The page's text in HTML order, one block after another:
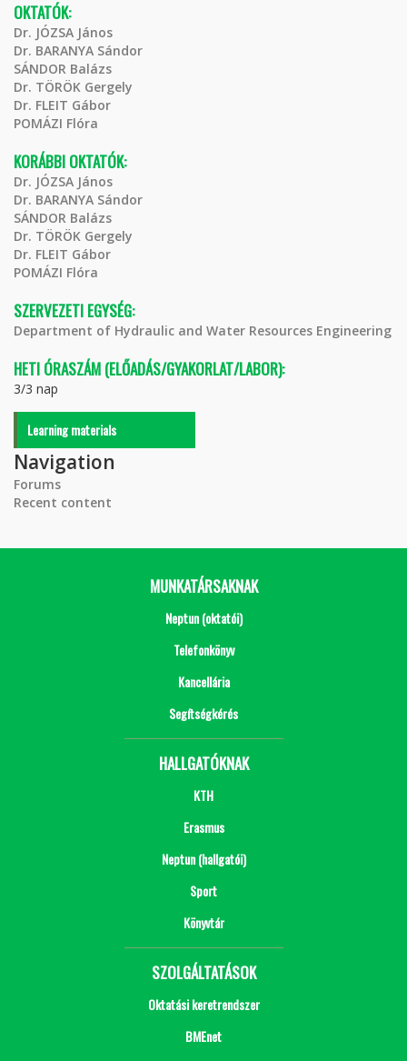
OKTATÓK:
Dr. JÓZSA János
Dr. BARANYA Sándor
SÁNDOR Balázs
Dr. TÖRÖK Gergely
Dr. FLEIT Gábor
POMÁZI Flóra
KORÁBBI OKTATÓK:
Dr. JÓZSA János
Dr. BARANYA Sándor
SÁNDOR Balázs
Dr. TÖRÖK Gergely
Dr. FLEIT Gábor
POMÁZI Flóra
SZERVEZETI EGYSÉG:
Department of Hydraulic and Water Resources Engineering
HETI ÓRASZÁM (ELŐADÁS/GYAKORLAT/LABOR):
3/3 nap
Learning materials
Navigation
Forums
Recent content
MUNKATÁRSAKNAK
Neptun (oktatói)
Telefonkönyv
Kancellária
Segítségkérés
HALLGATÓKNAK
KTH
Erasmus
Neptun (hallgatói)
Sport
Könyvtár
SZOLGÁLTATÁSOK
Oktatási keretrendszer
BMEnet